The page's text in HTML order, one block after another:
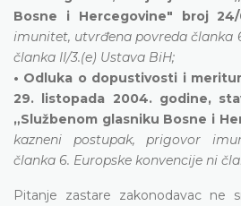
Bosne i Hercegovine" broj
imunitet, utvrđena povreda članka
članka II/3.(e) Ustava BiH;
• Odluka o dopustivosti i
29. listopada 2004. godine,
„Službenom glasniku Bosne i
kazneni postupak, prigovor
članka 6. Europske konvencije ni
Pitanje zastare zakonodavac ne